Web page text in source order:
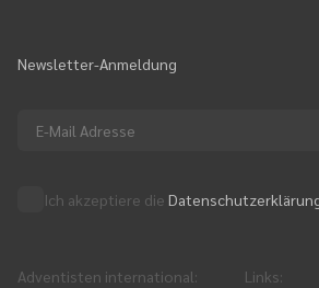
Newsletter-Anmeldung
Ich akzeptiere die
Adventisten international:
Links: